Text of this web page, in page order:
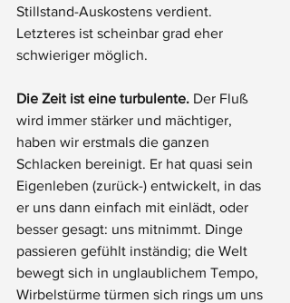
Stillstand-Auskostens verdient.
Letzteres ist scheinbar grad eher
schwieriger möglich.
Die Zeit ist eine turbulente. Der Fluß
wird immer stärker und mächtiger,
haben wir erstmals die ganzen
Schlacken bereinigt. Er hat quasi sein
Eigenleben (zurück-) entwickelt, in das
er uns dann einfach mit einlädt, oder
besser gesagt: uns mitnimmt. Dinge
passieren gefühlt inständig; die Welt
bewegt sich in unglaublichem Tempo,
Wirbelstürme türmen sich rings um uns